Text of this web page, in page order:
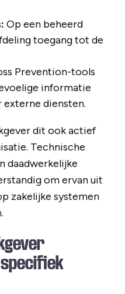
Op een beheerd
toegang tot de
Prevention-tools
informatie
diensten.
dit ook actief
Technische
daadwerkelijke
om ervan uit
zakelijke systemen
specifiek